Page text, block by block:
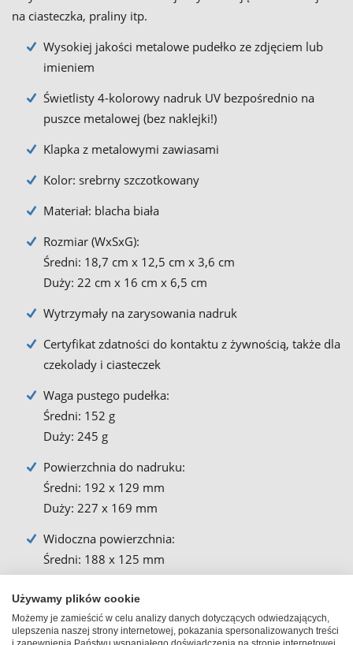
na ciasteczka, praliny itp.
Wysokiej jakości metalowe pudełko ze zdjęciem lub
imieniem
Świetlisty 4-kolorowy nadruk UV bezpośrednio na
puszce metalowej (bez naklejki!)
Klapka z metalowymi zawiasami
Kolor: srebrny szczotkowany
Materiał: blacha biała
Rozmiar (WxSxG):
Średni: 18,7 cm x 12,5 cm x 3,6 cm
Duży: 22 cm x 16 cm x 6,5 cm
Wytrzymały na zarysowania nadruk
Certyfikat zdatności do kontaktu z żywnością, także dla
czekolady i ciasteczek
Waga pustego pudełka:
Średni: 152 g
Duży: 245 g
Powierzchnia do nadruku:
Średni: 192 x 129 mm
Duży: 227 x 169 mm
Widoczna powierzchnia:
Średni: 188 x 125 mm
Duży: 221 x 163 mm
Używamy plików cookie
Możemy je zamieścić w celu analizy danych dotyczących odwiedzających,
ulepszenia naszej strony internetowej, pokazania spersonalizowanych treści